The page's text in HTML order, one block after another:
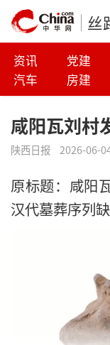
丝
资讯 党建
汽车
房建
咸阳瓦刘村
陕西日报 2026-06-
原标题：咸阳
汉代墓葬序列